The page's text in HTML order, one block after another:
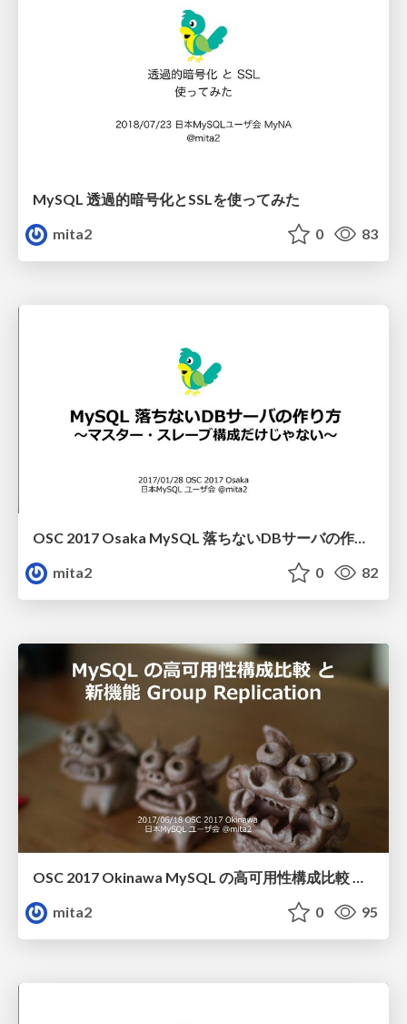
MySQL 透過的暗号化とSSLを使ってみた
mita2
0 83
OSC 2017 Osaka MySQL 落ちないDBサーバの作り方
mita2
0 82
mita2
0 95